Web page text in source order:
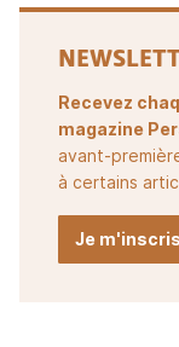
Recevez
magazine
avant-
à certains
Je